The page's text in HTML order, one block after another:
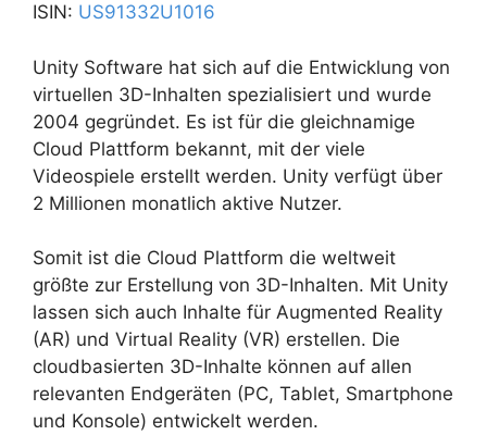
ISIN: US91332U1016
Unity Software hat sich auf die Entwicklung von
virtuellen 3D-Inhalten spezialisiert und wurde
2004 gegründet. Es ist für die gleichnamige
Cloud Plattform bekannt, mit der viele
Videospiele erstellt werden. Unity verfügt über
2 Millionen monatlich aktive Nutzer.
Somit ist die Cloud Plattform die weltweit
größte zur Erstellung von 3D-Inhalten. Mit Unity
lassen sich auch Inhalte für Augmented Reality
(AR) und Virtual Reality (VR) erstellen. Die
cloudbasierten 3D-Inhalte können auf allen
relevanten Endgeräten (PC, Tablet, Smartphone
und Konsole) entwickelt werden.